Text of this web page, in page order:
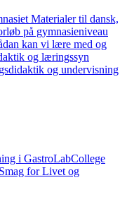
Materialer til dansk,
på gymnasieniveau
kan vi lære med og
og læringssyn
og undervisning
i GastroLabCollege
for Livet og